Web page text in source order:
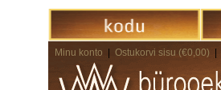
Minu konto Ostukorvi sisu (€0,00)